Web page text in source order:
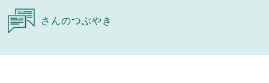
さんのつぶやき